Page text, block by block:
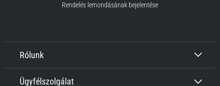
Rólunk
Ügyfélszolgálat
Rendelés lemondásának bejelentése